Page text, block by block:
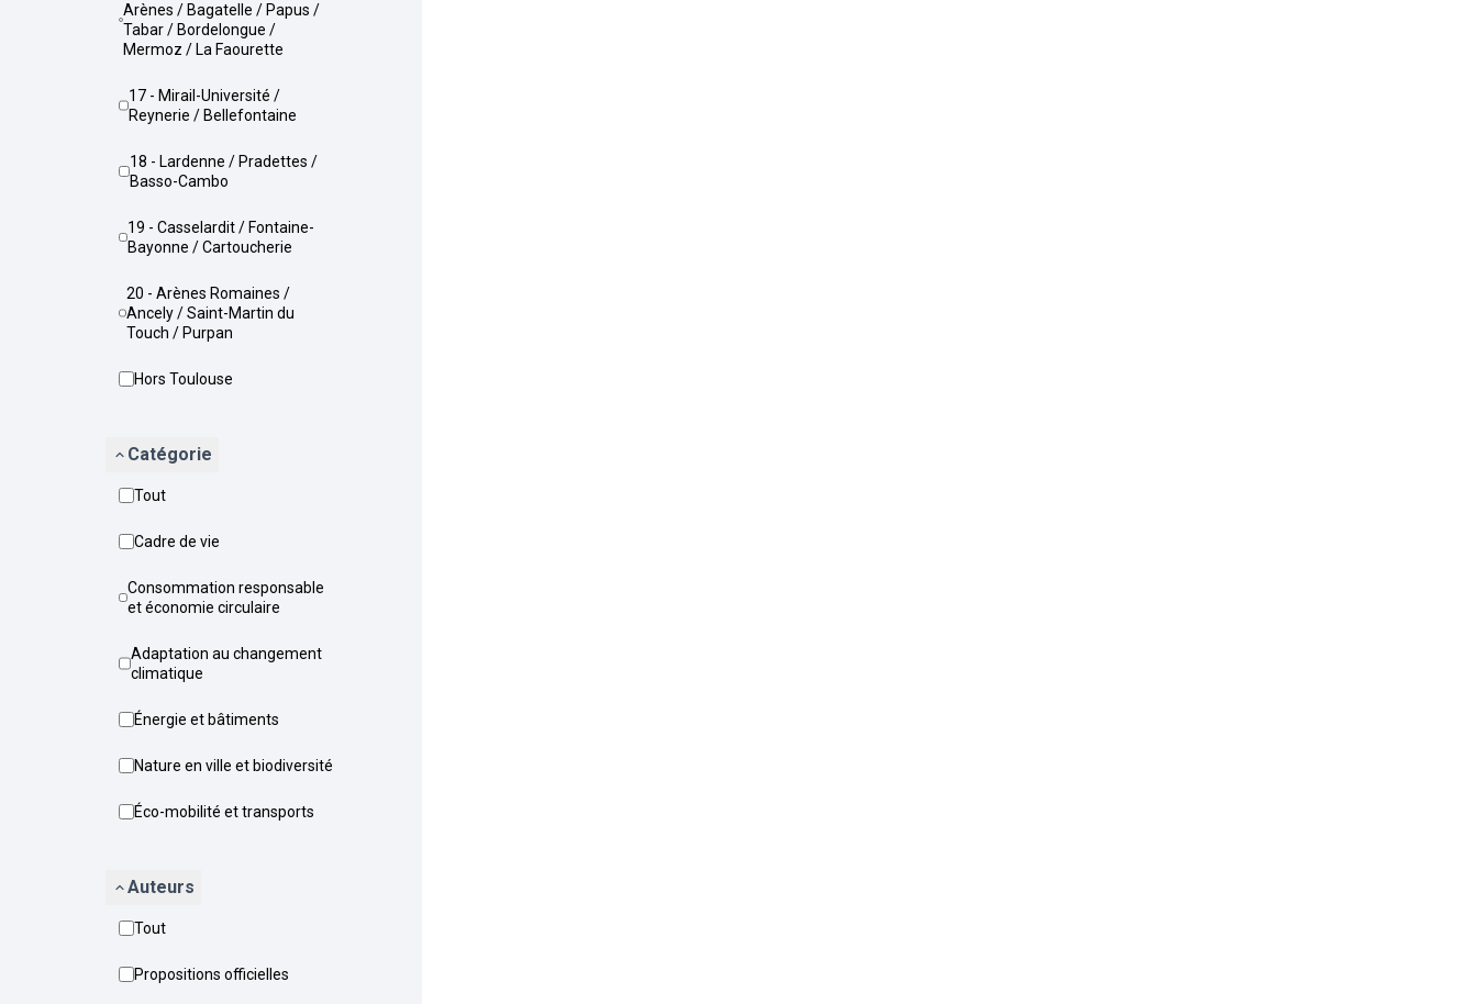
Arènes / Bagatelle / Papus /
Tabar / Bordelongue /
Mermoz / La Faourette
17 - Mirail-Université /
Reynerie / Bellefontaine
18 - Lardenne / Pradettes /
Basso-Cambo
19 - Casselardit / Fontaine-
Bayonne / Cartoucherie
20 - Arènes Romaines /
Ancely / Saint-Martin du
Touch / Purpan
Hors Toulouse
Catégorie
Tout
Cadre de vie
Consommation responsable
et économie circulaire
Adaptation au changement
climatique
Énergie et bâtiments
Nature en ville et biodiversité
Éco-mobilité et transports
Auteurs
Tout
Propositions officielles